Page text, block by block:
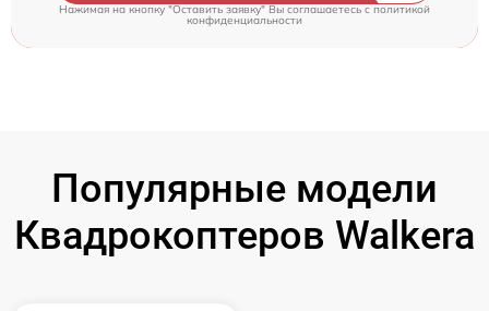
Нажимая на кнопку "Оставить заявку" Вы соглашаетесь cполитикой
конфиденциальности
Популярные модели
Квадрокоптеров Walkera